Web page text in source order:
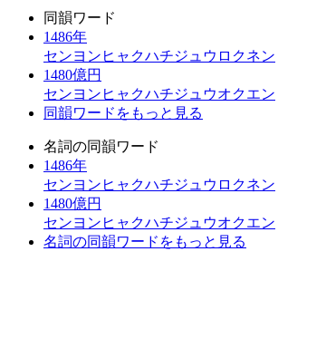
同韻ワード
1486年
センヨンヒャクハチジュウロクネン
1480億円
センヨンヒャクハチジュウオクエン
同韻ワードをもっと見る
名詞の同韻ワード
1486年
センヨンヒャクハチジュウロクネン
1480億円
センヨンヒャクハチジュウオクエン
名詞の同韻ワードをもっと見る